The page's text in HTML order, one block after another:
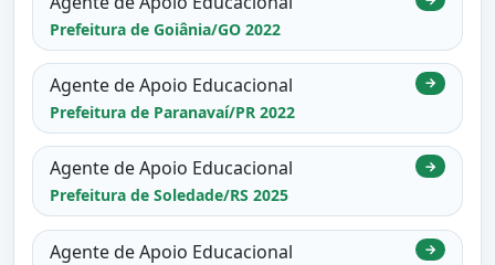
Prefeitura de Goiânia/GO 2022
Agente de Apoio Educacional
Prefeitura de Paranavaí/PR 2022
→
Agente de Apoio Educacional
Prefeitura de Soledade/RS 2025
→
Agente de Apoio Educacional →